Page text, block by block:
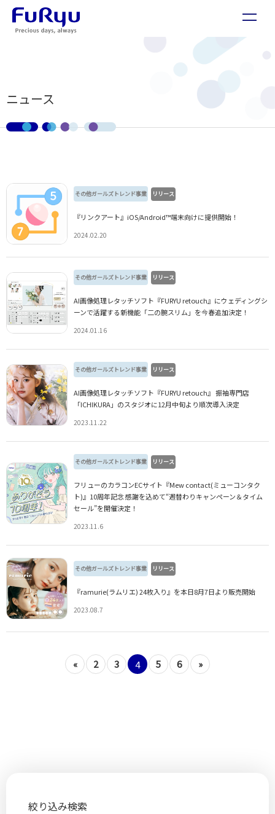
ニュース
その他ガールズトレンド事業 リリース
『リンクアート』iOS/Android™端末向けに提供開始！
2024.02.20
その他ガールズトレンド事業 リリース
AI画像処理レタッチソフト『FURYU retouch』にウェディングシ
ーンで活躍する新機能「二の腕スリム」を今春追加決定！
2024.01.16
その他ガールズトレンド事業 リリース
AI画像処理レタッチソフト『FURYU retouch』 振袖専門店
「ICHIKURA」のスタジオに12月中旬より順次導入決定
2023.11.22
その他ガールズトレンド事業 リリース
フリューのカラコンECサイト『Mew contact(ミューコンタク
ト)』10周年記念 感謝を込めて“週替わりキャンペーン＆タイム
セール”を開催決定！
2023.11.6
その他ガールズトレンド事業 リリース
『ramurie(ラムリエ) 24枚入り』を本日8月7日より販売開始
2023.08.7
« 2 3 4 5 6 »
絞り込み検索